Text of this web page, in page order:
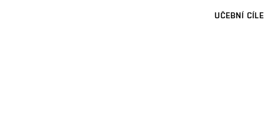
UČEBNÍ CÍLE